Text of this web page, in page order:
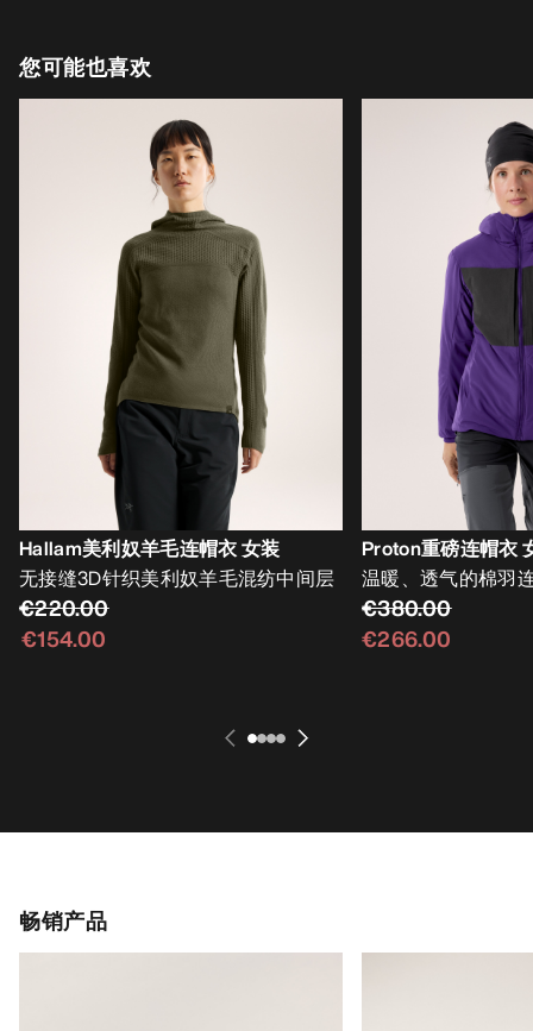
您可能也喜欢
Hallam美利奴羊毛连帽衣 女装
无接缝3D针织美利奴羊毛混纺中间层
€220.00
€154.00
Proton重磅连帽衣
温暖、透气的棉羽
€380.00
€266.00
畅销产品